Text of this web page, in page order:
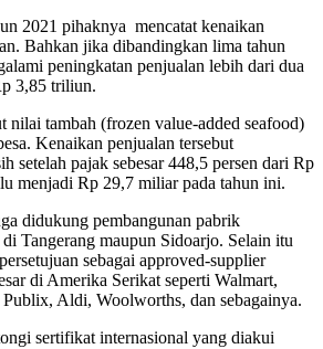
2021 pihaknya mencatat kenaikan
Bahkan jika dibandingkan lima tahun
peningkatan penjualan lebih dari dua
3,85 triliun.
nilai tambah (frozen value-added seafood)
Kenaikan penjualan tersebut
setelah pajak sebesar 448,5 persen dari Rp
menjadi Rp 29,7 miliar pada tahun ini.
didukung pembangunan pabrik
Tangerang maupun Sidoarjo. Selain itu
sebagai approved-supplier
di Amerika Serikat seperti Walmart,
Aldi, Woolworths, dan sebagainya.
sertifikat internasional yang diakui